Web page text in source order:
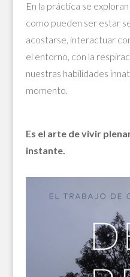
En la práctica se
como pueden ser estar
acostarse, interactuar
el entorno, con la
nuestras habilidades
momento.
Es el arte de vivir
instante.